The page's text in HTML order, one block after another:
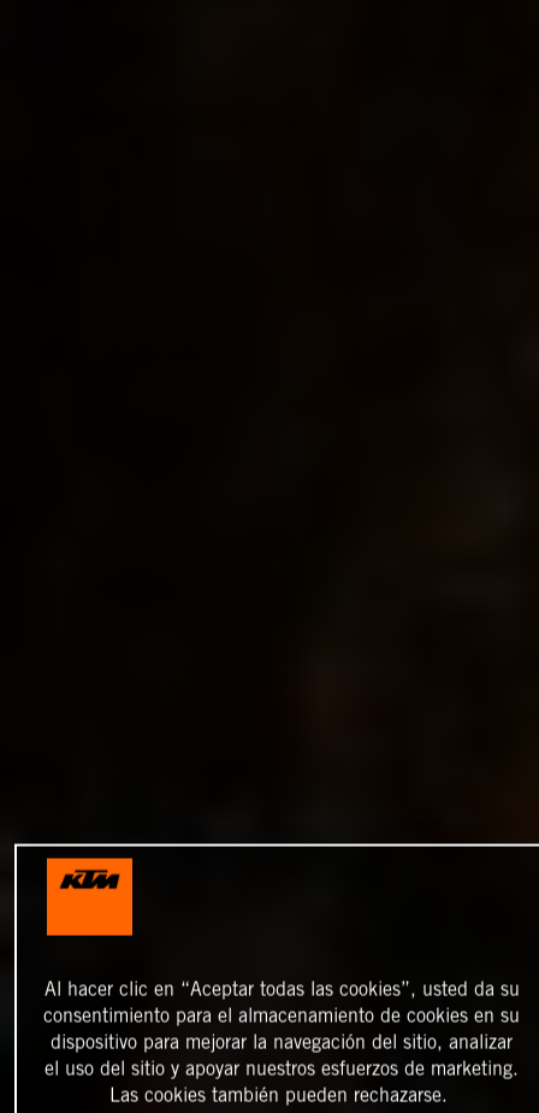
Al hacer clic en “Aceptar todas las cookies”, usted da su
consentimiento para el almacenamiento de cookies en su
dispositivo para mejorar la navegación del sitio, analizar
el uso del sitio y apoyar nuestros esfuerzos de marketing.
Las cookies también pueden rechazarse.